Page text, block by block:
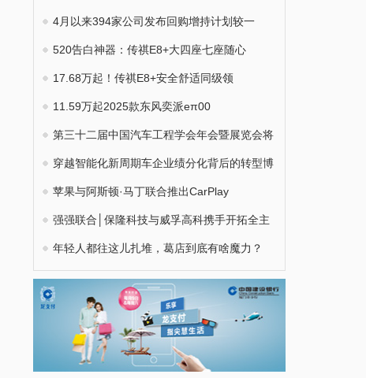
4月以来394家公司发布回购增持计划较一
520告白神器：传祺E8+大四座七座随心
17.68万起！传祺E8+安全舒适同级领
11.59万起2025款东风奕派eπ00
第三十二届中国汽车工程学会年会暨展览会将
穿越智能化新周期车企业绩分化背后的转型博
苹果与阿斯顿·马丁联合推出CarPlay
强强联合│保隆科技与威孚高科携手开拓全主
年轻人都往这儿扎堆，葛店到底有啥魔力？